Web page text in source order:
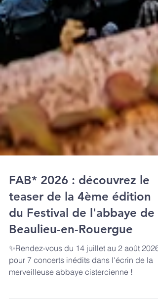
FAB* 2026 : découvrez le
teaser de la 4ème édition
du Festival de l'abbaye de
Beaulieu-en-Rouergue
✨Rendez-vous du 14 juillet au 2 août 2026
pour 7 concerts inédits dans l'écrin de la